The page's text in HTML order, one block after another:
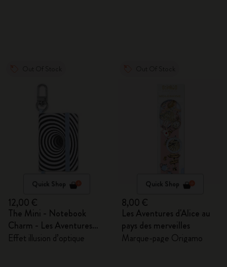
Quick Shop
12,00 €
The Mini - Notebook
Charm - Les Aventures
d'Alice au pays des
Effet illusion d’optique
Quick Shop
8,00 €
Les Aventures d'Alice au
pays des merveilles
Marque-page Origamo